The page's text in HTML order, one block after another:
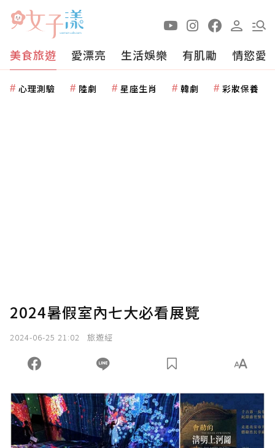
美食旅遊 愛漂亮 生活娛樂 有肌勵 情慾愛
心理測驗 陸劇 星座生肖 韓劇 彩妝保養
2024暑假室內七大必看展覽
2024-06-25 21:02 旅遊經